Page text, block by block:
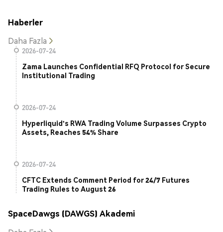
Haberler
Daha Fazla
2026-07-24
Zama Launches Confidential RFQ Protocol for Secure
Institutional Trading
2026-07-24
Hyperliquid's RWA Trading Volume Surpasses Crypto
Assets, Reaches 54% Share
2026-07-24
CFTC Extends Comment Period for 24/7 Futures
Trading Rules to August 26
SpaceDawgs (DAWGS) Akademi